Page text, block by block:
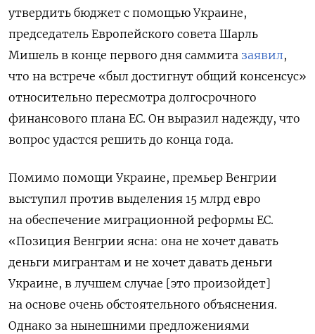
утвердить бюджет с помощью Украине,
председатель Европейского совета Шарль
Мишель в конце первого дня саммита заявил,
что на встрече «был достигнут общий консенсус»
относительно пересмотра долгосрочного
финансового плана ЕС. Он выразил надежду, что
вопрос удастся решить до конца года.
Помимо помощи Украине, премьер Венгрии
выступил против выделения 15 млрд евро
на обеспечение миграционной реформы ЕС.
«Позиция Венгрии ясна: она не хочет давать
деньги мигрантам и не хочет давать деньги
Украине, в лучшем случае [это произойдет]
на основе очень обстоятельного объяснения.
Однако за нынешними предложениями